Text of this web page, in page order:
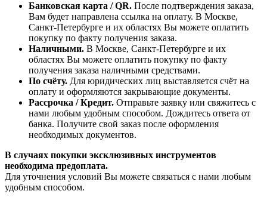
Банковская карта / QR. После подтверждения заказа,
Вам будет направлена ссылка на оплату. В Москве,
Санкт-Петербурге и их областях Вы можете оплатить
покупку по факту получения заказа.
Наличными. В Москве, Санкт-Петербурге и их
областях Вы можете оплатить покупку по факту
получения заказа наличными средствами.
По счёту. Для юридических лиц выставляется счёт на
оплату и оформляются закрывающие документы.
Рассрочка / Кредит. Отправьте заявку или свяжитесь с
нами любым удобным способом. Дождитесь ответа от
банка. Получите свой заказ после оформления
необходимых документов.
В случаях покупки эксклюзивных инструментов
необходима предоплата.
Для уточнения условий Вы можете связаться с нами любым
удобным способом.